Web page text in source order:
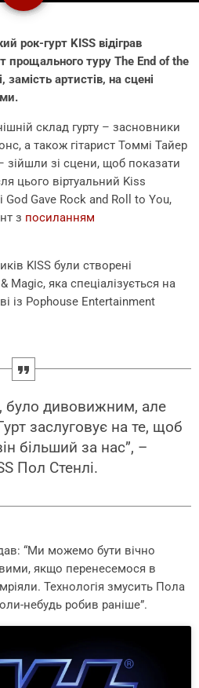
рок-гурт KISS відіграв
туру The End of the
артистів, на сцені
склад гурту – засновники
а також гітарист Томмі Тайер
зійшли зі сцени, щоб показати
цього віртуальний Kiss
God Gave Rock and Roll to You,
з посиланням
KISS були створені
яка спеціалізується на
із Pophouse Entertainment
було дивовижним, але
заслуговує на те, щоб
більший за нас”, –
Пол Стенлі.
“Ми можемо бути вічно
якщо перенесемося в
Технологія змусить Пола
небудь робив раніше”.